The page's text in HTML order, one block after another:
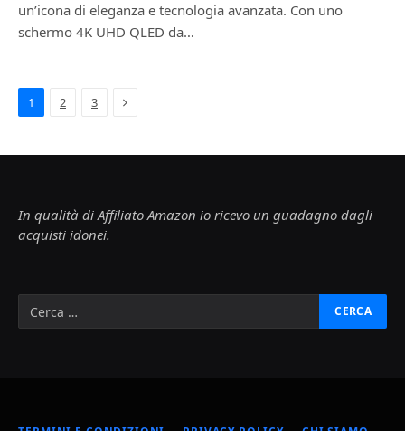
un’icona di eleganza e tecnologia avanzata. Con uno
schermo 4K UHD QLED da…
1 2 3 Next
In qualità di Affiliato Amazon io ricevo un guadagno dagli
acquisti idonei.